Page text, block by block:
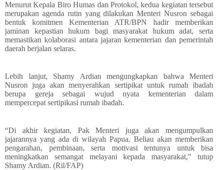
Menurut Kepala Biro Humas dan Protokol, kedua kegiatan tersebut
merupakan agenda rutin yang dilakukan Menteri Nusron sebagai
bentuk komitmen Kementerian ATR/BPN hadir memberikan
jaminan kepastian hukum bagi masyarakat hukum adat, serta
memastikan kolaborasi antara jajaran kementerian dan pemerintah
daerah berjalan selaras.
Lebih lanjut, Shamy Ardian mengungkapkan bahwa Menteri
Nusron juga akan menyerahkan sertipikat untuk rumah ibadah
berupa gereja sebagai wujud nyata kementerian dalam
mempercepat sertipikasi rumah ibadah.
“Di akhir kegiatan, Pak Menteri juga akan mengumpulkan
jajarannya yang ada di wilayah Papua. Beliau akan memberikan
pengarahan, pembinaan, serta motivasi tentunya untuk bisa
meningkatkan semangat melayani kepada masyarakat,” tutup
Shamy Ardian. (Ril/FAP)